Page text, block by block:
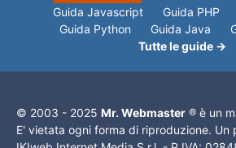
Guida Javascript
Guida PHP
Guida Python
Guida Java
Tutte le guide →
© 2003 - 2025 Mr. Webmaster ® è un
E' vietata ogni forma di riproduzione. Un